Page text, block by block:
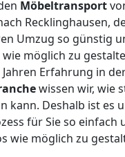
Möbeltransport
Recklinghausen,
Umzug so günstig
möglich zu
Jahren Erfahrung in
wissen wir, wie
kann. Deshalb ist es
für Sie so einfach
wie möglich zu